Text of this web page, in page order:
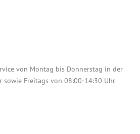
von Montag bis Donnerstag in der
sowie Freitags von 08:00-14:30 Uhr